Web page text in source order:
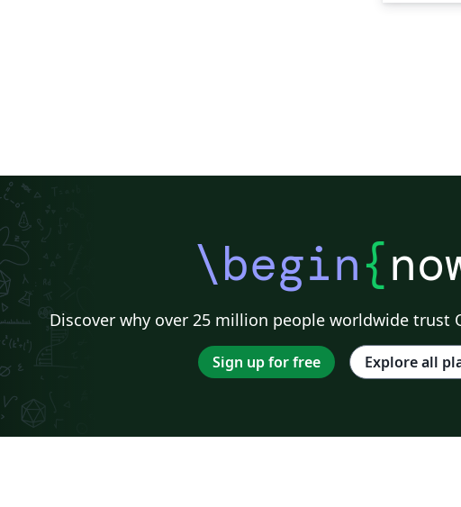
\begin{
Discover why over 25 million people worldwide trust
Sign up for free Explore all